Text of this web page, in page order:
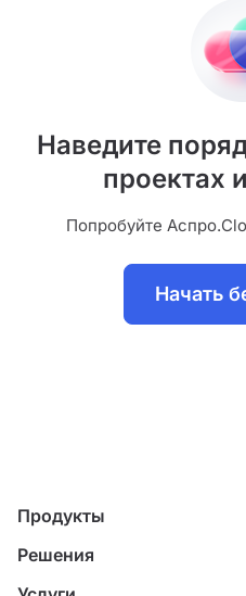
Наведите
проектах
Попробуйте
Начать
Продукты
Управление клиентами
Проекты
Решения
ИТ-компании